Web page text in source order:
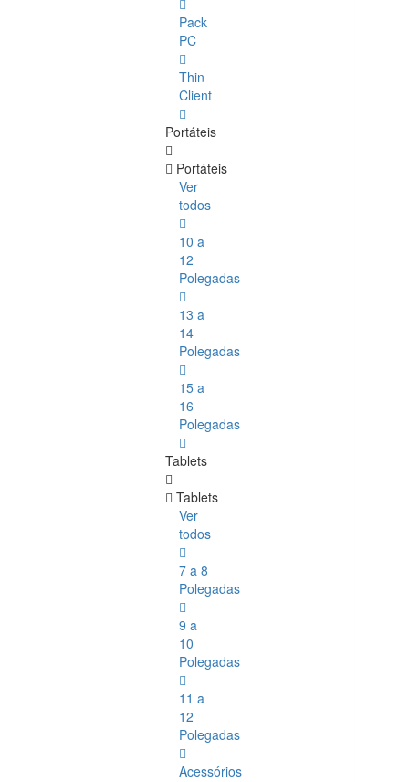
Pack
PC
Thin
Client
Portáteis
Portáteis
Ver
todos
10 a
12
Polegadas
13 a
14
Polegadas
15 a
16
Polegadas
Tablets
Tablets
Ver
todos
7 a 8
Polegadas
9 a
10
Polegadas
11 a
12
Polegadas
Acessórios